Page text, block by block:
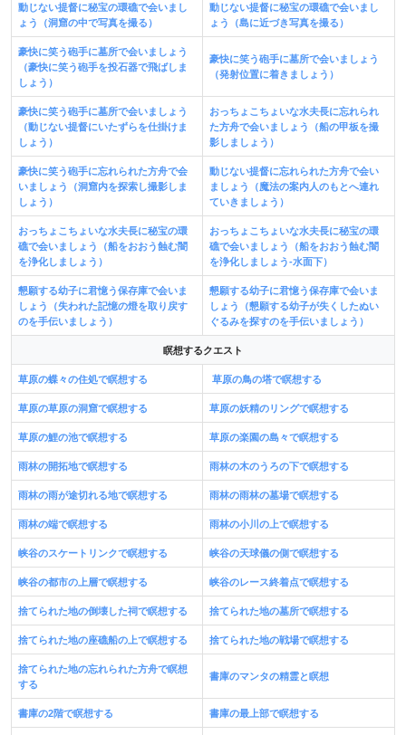
動じない提督に秘宝の環礁で会いまし
ょう（洞窟の中で写真を撮る）
動じない提督に秘宝の環礁で会いまし
ょう（島に近づき写真を撮る）
豪快に笑う砲手に墓所で会いましょう
（豪快に笑う砲手を投石器で飛ばしま
しょう）
豪快に笑う砲手に墓所で会いましょう
（発射位置に着きましょう）
豪快に笑う砲手に墓所で会いましょう
（動じない提督にいたずらを仕掛けま
しょう）
おっちょこちょいな水夫長に忘れられ
た方舟で会いましょう（船の甲板を撮
影しましょう）
豪快に笑う砲手に忘れられた方舟で会
いましょう（洞窟内を探索し撮影しま
しょう）
動じない提督に忘れられた方舟で会い
ましょう（魔法の案内人のもとへ連れ
ていきましょう）
おっちょこちょいな水夫長に秘宝の環
礁で会いましょう（船をおおう蝕む闇
を浄化しましょう）
おっちょこちょいな水夫長に秘宝の環
礁で会いましょう（船をおおう蝕む闇
を浄化しましょう-水面下）
懇願する幼子に君憶う保存庫で会いま
しょう（失われた記憶の燈を取り戻す
のを手伝いましょう）
懇願する幼子に君憶う保存庫で会いま
しょう（懇願する幼子が失くしたぬい
ぐるみを探すのを手伝いましょう）
瞑想するクエスト
草原の蝶々の住処で瞑想する 草原の鳥の塔で瞑想する
草原の草原の洞窟で瞑想する 草原の妖精のリングで瞑想する
草原の鯉の池で瞑想する 草原の楽園の島々で瞑想する
雨林の開拓地で瞑想する 雨林の木のうろの下で瞑想する
雨林の雨が途切れる地で瞑想する 雨林の雨林の墓場で瞑想する
雨林の端で瞑想する 雨林の小川の上で瞑想する
峡谷のスケートリンクで瞑想する 峡谷の天球儀の側で瞑想する
峡谷の都市の上層で瞑想する 峡谷のレース終着点で瞑想する
捨てられた地の倒壊した祠で瞑想する 捨てられた地の墓所で瞑想する
捨てられた地の座礁船の上で瞑想する 捨てられた地の戦場で瞑想する
捨てられた地の忘れられた方舟で瞑想
する
書庫のマンタの精霊と瞑想
書庫の2階で瞑想する 書庫の最上部で瞑想する